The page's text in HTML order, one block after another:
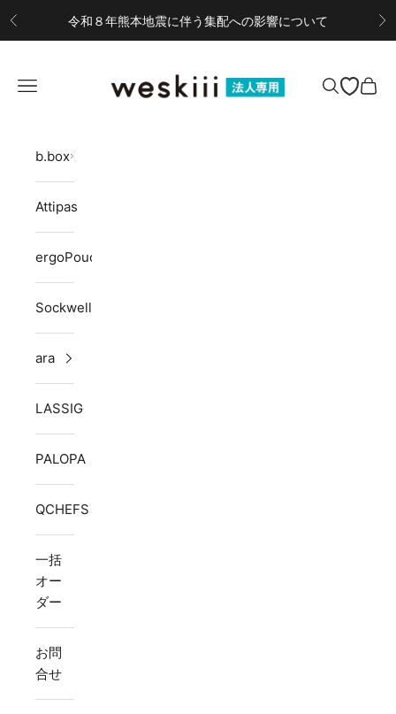
前へ 令和８年熊本地震に伴う集配への影響について 次
メニューを開く
検索を開く
カー
b.box
Attipas
ergoPouch
Sockwell
ara
LASSIG
PALOPA
QCHEFS
一括
オー
ダー
お問
合せ